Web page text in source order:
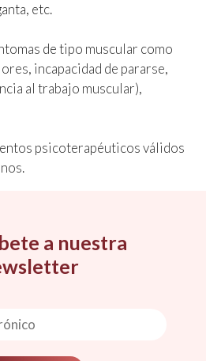
etc.
de tipo muscular como
incapacidad de pararse,
al trabajo muscular),
psicoterapéuticos válidos
a nuestra